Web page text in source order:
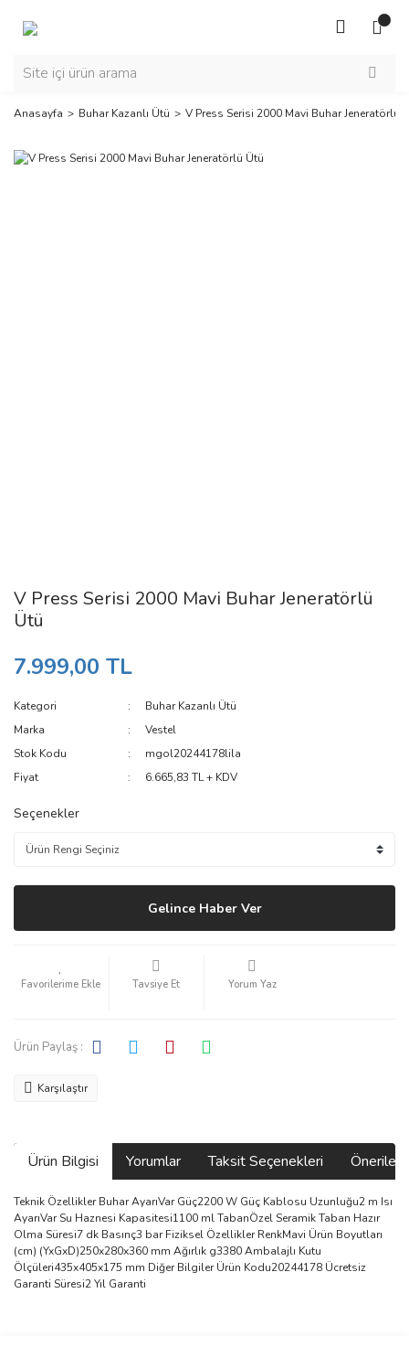
Anasayfa Buhar Kazanlı Ütü V Press Serisi 2000 Mavi Buhar Jeneratörlü
V Press Serisi 2000 Mavi Buhar Jeneratörlü
Ütü
7.999,00 TL
Kategori
Buhar Kazanlı Ütü
Marka
Vestel
Stok Kodu
mgol20244178lila
Fiyat
6.665,83 TL + KDV
Seçenekler
Gelince Haber Ver
Tavsiye Et Yorum Yaz
Ürün Paylaş :
Karşılaştır
Ürün Bilgisi Yorumlar Taksit Seçenekleri
Teknik Özellikler Buhar AyarıVar Güç2200 W Güç Kablosu Uzunluğu2 m Isı
AyarıVar Su Haznesi Kapasitesi1100 ml TabanÖzel Seramik Taban Hazır
Olma Süresi7 dk Basınç3 bar Fiziksel Özellikler RenkMavi Ürün Boyutları
(cm) (YxGxD)250x280x360 mm Ağırlık g3380 Ambalajlı Kutu
Ölçüleri435x405x175 mm Diğer Bilgiler Ürün Kodu20244178 Ücretsiz
Garanti Süresi2 Yıl Garanti